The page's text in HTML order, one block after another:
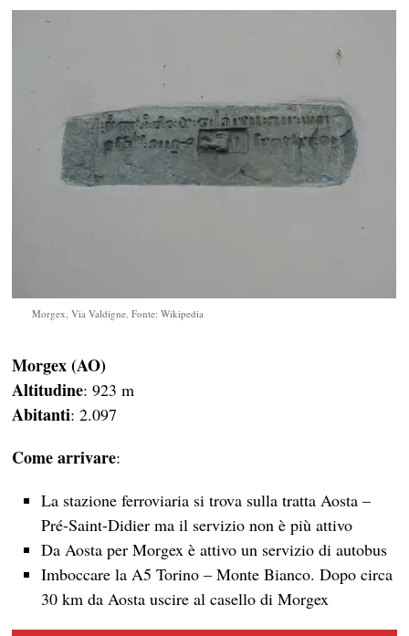
Morgex, Via Valdigne. Fonte: Wikipedia
Morgex (AO)
Altitudine: 923 m
Abitanti: 2.097
Come arrivare:
La stazione ferroviaria si trova sulla tratta Aosta –
Pré-Saint-Didier ma il servizio non è più attivo
Da Aosta per Morgex è attivo un servizio di autobus
Imboccare la A5 Torino – Monte Bianco. Dopo circa
30 km da Aosta uscire al casello di Morgex